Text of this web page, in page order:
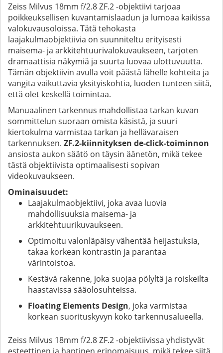
Zeiss Milvus 18mm f/2.8 ZF.2 -objektiivi tarjoaa
poikkeuksellisen kuvantamislaadun ja lumoaa kaikissa
valokuvausoloissa. Tätä tehokasta
laajakulmaobjektiivia on suunniteltu erityisesti
maisema- ja arkkitehtuurivalokuvaukseen, tarjoten
dramaattisia näkymiä ja suurta luovaa ulottuvuutta.
Tämän objektiivin avulla voit päästä lähelle kohteita ja
vangita vaikuttavia yksityiskohtia, luoden tunteen siitä,
että olet keskellä toimintaa.
Manuaalinen tarkennus mahdollistaa tarkan kuvan
sommittelun suoraan omista käsistä, ja suuri
kiertokulma varmistaa tarkan ja hellävaraisen
tarkennuksen. ZF.2-kiinnityksen de-click-toiminnon
ansiosta aukon säätö on täysin äänetön, mikä tekee
tästä objektiivista optimaalisesti sopivan
videokuvaukseen.
Ominaisuudet:
Laajakulmaobjektiivi, joka avaa luovia
mahdollisuuksia maisema- ja
arkkitehtuurikuvaukseen.
Optimoitu valonläpäisy vähentää heijastuksia,
takaa korkean kontrastin ja parantaa
värintoistoa.
Kestävä rakenne, joka suojaa pölyltä ja roiskeilta
haastavissa sääolosuhteissa.
Floating Elements Design, joka varmistaa
korkean suorituskyvyn koko tarkennusalueella.
Zeiss Milvus 18mm f/2.8 ZF.2 -objektiivissa yhdistyvät
esteettinen ja haptinen erinomaisuus, mikä tekee siitä